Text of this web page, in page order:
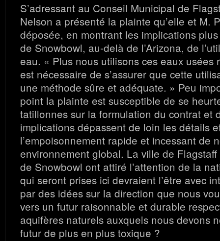
S’adressant au Conseil Municipal de
Nelson a présenté la plainte qu’elle et M.
déposée, en montrant les implications
de Snowbowl, au-delà de l’Arizona, de
eau. « Plus nous utilisons ces eaux usées
est nécessaire de s’assurer que cette
une méthode sûre et adéquate. » Peu
point la plainte est susceptible de se
tatillonnes sur la formulation du contrat et
implications dépassent de loin les détails
l’empoisonnement rapide et incessant de
environnement global. La ville de
de Snowbowl ont attiré l’attention de la
qui seront prises ici devraient l’être avec
par des idées sur la direction que nous
vers un futur raisonnable et durable
aquifères naturels auxquels nous devons
futur de plus en plus toxique ?